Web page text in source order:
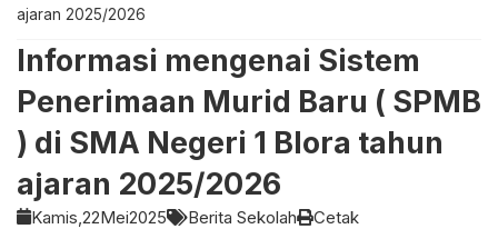
ajaran 2025/2026
Informasi mengenai Sistem
Penerimaan Murid Baru ( SPMB
) di SMA Negeri 1 Blora tahun
ajaran 2025/2026
Kamis, 22Mei2025 Berita Sekolah
Cetak